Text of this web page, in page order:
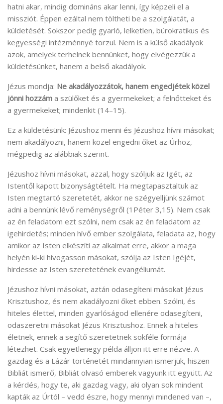
hatni akar, mindig domináns akar lenni, így képzeli el a
missziót. Éppen ezáltal nem töltheti be a szolgálatát, a
küldetését. Sokszor pedig gyarló, lelketlen, bürokratikus és
kegyességi intézménnyé torzul. Nem is a külső akadályok
azok, amelyek terhelnek bennünket, hogy elvégezzük a
küldetésünket, hanem a belső akadályok.
Jézus mondja: Ne akadályozzátok, hanem engedjétek közel
jönni hozzám a szülőket és a gyermekeket; a felnőtteket és
a gyermekeket; mindenkit (14–15).
Ez a küldetésünk: Jézushoz menni és Jézushoz hívni másokat;
nem akadályozni, hanem közel engedni őket az Úrhoz,
mégpedig az alábbiak szerint.
Jézushoz hívni másokat, azzal, hogy szóljuk az Igét, az
Istentől kapott bizonyságtételt. Ha megtapasztaltuk az
Isten megtartó szeretetét, akkor ne szégyelljünk számot
adni a bennünk lévő reménységről (1Péter 3,15). Nem csak
az én feladatom ezt szólni, nem csak az én feladatom az
igehirdetés; minden hívő ember szolgálata, feladata az, hogy
amikor az Isten elkészíti az alkalmat erre, akkor a maga
helyén ki-ki hívogasson másokat, szólja az Isten Igéjét,
hirdesse az Isten szeretetének evangéliumát.
Jézushoz hívni másokat, aztán odasegíteni másokat Jézus
Krisztushoz, és nem akadályozni őket ebben. Szólni, és
hiteles élettel, minden gyarlóságod ellenére odasegíteni,
odaszeretni másokat Jézus Krisztushoz. Ennek a hiteles
életnek, ennek a segítő szeretetnek sokféle formája
létezhet. Csak egyetlenegy példa álljon itt erre nézve. A
gazdag és a Lázár történetét mindannyian ismerjük, hiszen
Bibliát ismerő, Bibliát olvasó emberek vagyunk itt együtt. Az
a kérdés, hogy te, aki gazdag vagy, aki olyan sok mindent
kapták az Úrtól – vedd észre, hogy mennyi mindened van –,